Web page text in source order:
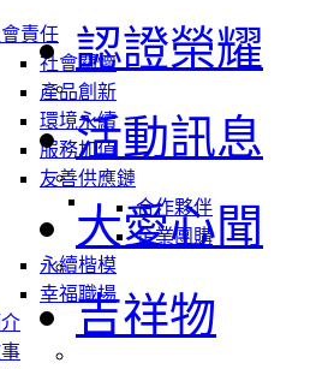
責任
社會關懷
產品創新
環境永續
服務加值
友善供應鏈
合作夥伴
企業團購
永續楷模
幸福職場
認證榮耀
活動訊息
大愛心聞
吉祥物